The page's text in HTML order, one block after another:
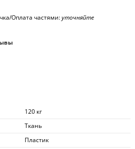
Оплата частями:уточняйте
120 кг
Ткань
Пластик